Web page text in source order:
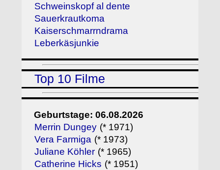
Schweinskopf al dente
Sauerkrautkoma
Kaiserschmarrndrama
Leberkäsjunkie
Top 10 Filme
Geburtstage: 06.08.2026
Merrin Dungey (* 1971)
Vera Farmiga (* 1973)
Juliane Köhler (* 1965)
Catherine Hicks (* 1951)